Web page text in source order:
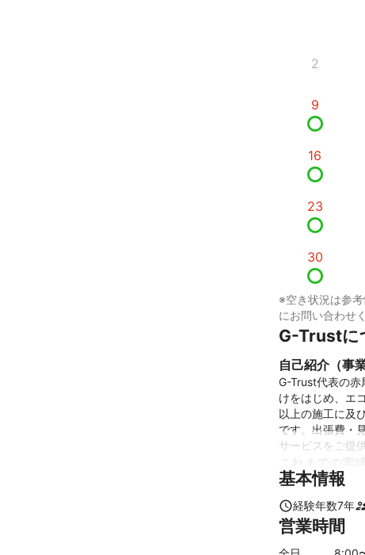
2
9
16
23
30
※空き状況は参
にお問い合わせ
G-Trustに
自己紹介（事
G-Trust代表の赤
けをはじめ、エ
以上の施工に及
です。出張費・
サービスをご提
2000件以上の施
アピールポイ
最短即日訪問可
基本情報
経験年数7年
営業時間